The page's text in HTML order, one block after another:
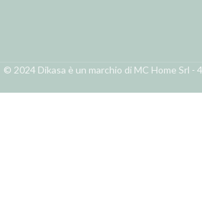
© 2024 Dikasa è un marchio di MC Home Srl